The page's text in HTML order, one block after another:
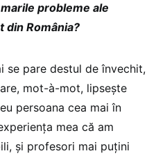
probleme ale
din România?
se pare destul de învechit,
mot-à-mot, lipsește
persoana cea mai în
mea că am
și profesori mai puțini